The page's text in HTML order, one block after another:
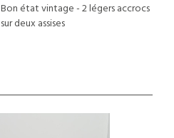
Bon état vintage - 2 légers accrocs
sur deux assises